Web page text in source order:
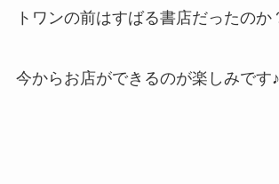
トワンの前はすばる書店だったのか
今からお店ができるのが楽しみです